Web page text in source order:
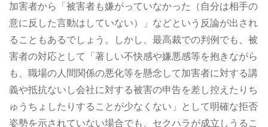
加害者から「被害者も嫌がっていなかった（自分は相手の
意に反した言動はしていない）」などという反論が出され
ることもあるでしょう。しかし、最高裁での判例でも、被
害者の対応として「著しい不快感や嫌悪感等を抱きながら
も、職場の人間関係の悪化等を懸念して加害者に対する講
義や抵抗ないし会社に対する被害の申告を差し控えたりち
ゅうちょしたりすることが少なくない」として明確な拒否
姿勢を示されていない場合でも、セクハラが成立しうるこ